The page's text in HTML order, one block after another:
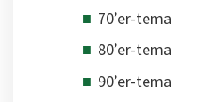
70’er-tema
80’er-tema
90’er-tema